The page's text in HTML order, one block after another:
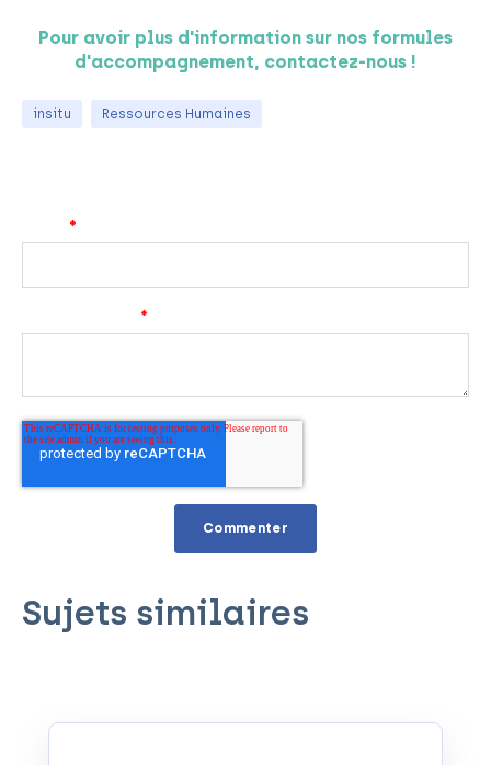
Pour avoir plus d'information sur nos formules
d'accompagnement, contactez-nous !
insitu Ressources Humaines
*
*
Sujets similaires